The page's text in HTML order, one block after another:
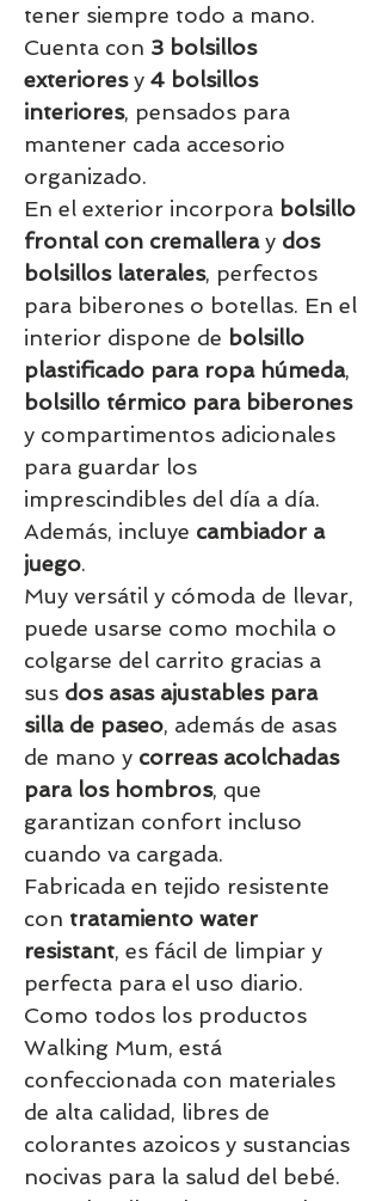
tener siempre todo a mano.
Cuenta con 3 bolsillos
exterioresy 4 bolsillos
interiores, pensados para
mantener cada accesorio
organizado.
En el exterior incorpora bolsillo
frontal con cremalleray dos
bolsillos laterales, perfectos
para biberones o botellas. En el
interior dispone de bolsillo
plastificado para ropa húmeda,
bolsillo térmico para biberones
y compartimentos adicionales
para guardar los
imprescindibles del día a día.
Además, incluye cambiador a
juego.
Muy versátil y cómoda de llevar,
puede usarse como mochila o
colgarse del carrito gracias a
sus dos asas ajustables para
silla de paseo, además de asas
de mano y correas acolchadas
para los hombros, que
garantizan confort incluso
cuando va cargada.
Fabricada en tejido resistente
con tratamiento water
resistant, es fácil de limpiar y
perfecta para el uso diario.
Como todos los productos
Walking Mum, está
confeccionada con materiales
de alta calidad, libres de
colorantes azoicos y sustancias
nocivas para la salud del bebé.